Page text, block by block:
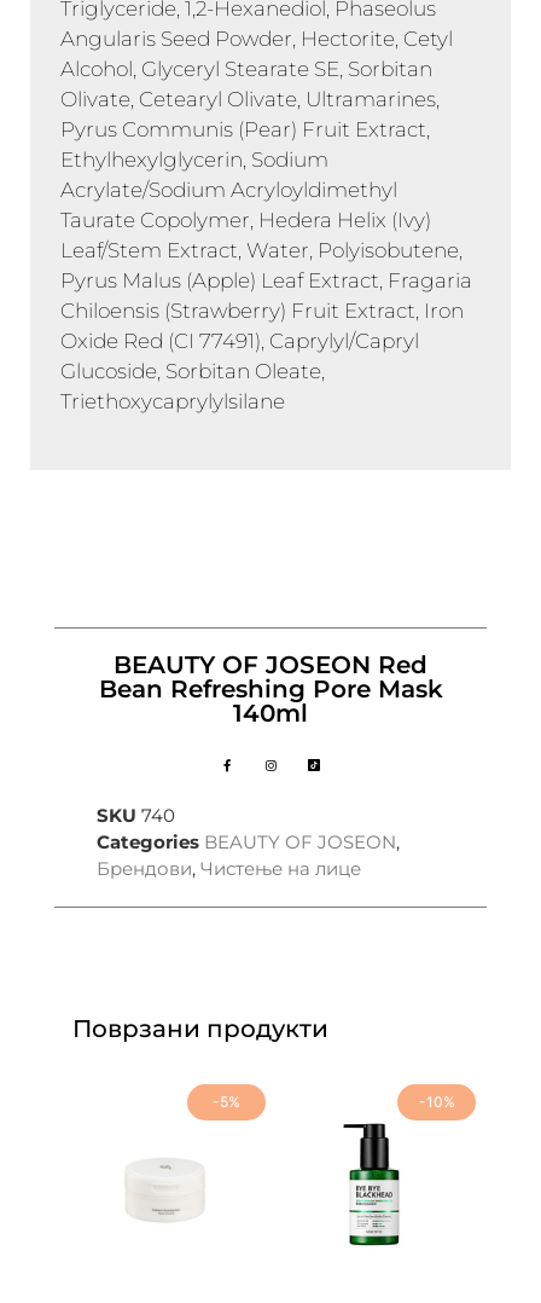
Triglyceride, 1,2-Hexanediol, Phaseolus
Angularis Seed Powder, Hectorite, Cetyl
Alcohol, Glyceryl Stearate SE, Sorbitan
Olivate, Cetearyl Olivate, Ultramarines,
Pyrus Communis (Pear) Fruit Extract,
Ethylhexylglycerin, Sodium
Acrylate/Sodium Acryloyldimethyl
Taurate Copolymer, Hedera Helix (Ivy)
Leaf/Stem Extract, Water, Polyisobutene,
Pyrus Malus (Apple) Leaf Extract, Fragaria
Chiloensis (Strawberry) Fruit Extract, Iron
Oxide Red (CI 77491), Caprylyl/Capryl
Glucoside, Sorbitan Oleate,
Triethoxycaprylylsilane
BEAUTY OF JOSEON Red
Bean Refreshing Pore Mask
140ml
SKU 740
Categories BEAUTY OF JOSEON,
Брендови, Чистење на лице
Поврзани продукти
-5% -10%